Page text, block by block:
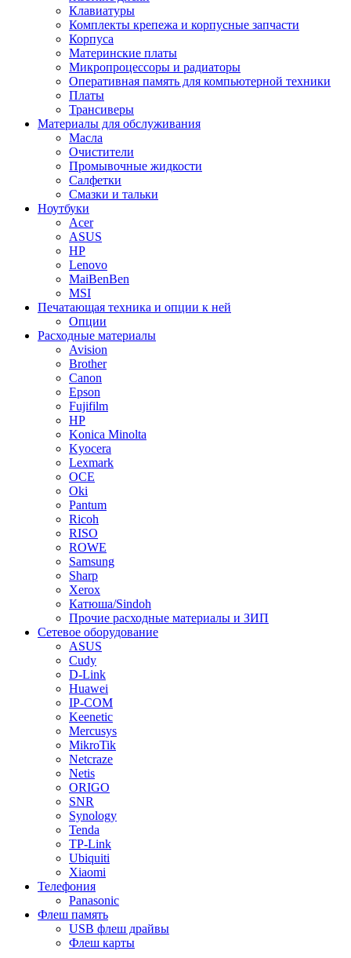
Клавиатуры
Комплекты крепежа и корпусные запчасти
Корпуса
Материнские платы
Микропроцессоры и радиаторы
Оперативная память для компьютерной техники
Платы
Трансиверы
Материалы для обслуживания
Масла
Очистители
Промывочные жидкости
Салфетки
Смазки и тальки
Ноутбуки
Acer
ASUS
HP
Lenovo
MaiBenBen
MSI
Печатающая техника и опции к ней
Опции
Расходные материалы
Avision
Brother
Canon
Epson
Fujifilm
HP
Konica Minolta
Kyocera
Lexmark
OCE
Oki
Pantum
Ricoh
RISO
ROWE
Samsung
Sharp
Xerox
Катюша/Sindoh
Прочие расходные материалы и ЗИП
Сетевое оборудование
ASUS
Cudy
D-Link
Huawei
IP-COM
Keenetic
Mercusys
MikroTik
Netcraze
Netis
ORIGO
SNR
Synology
Tenda
TP-Link
Ubiquiti
Xiaomi
Телефония
Panasonic
Флеш память
USB флеш драйвы
Флеш карты